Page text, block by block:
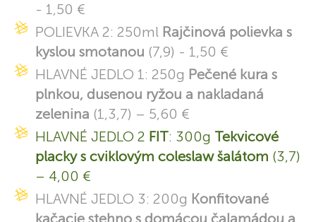
- 1,50 €
POLIEVKA 2: 250ml Rajčinová polievka s
kyslou smotanou (7,9) - 1,50 €
HLAVNÉ JEDLO 1: 250g Pečené kura s
plnkou, dusenou ryžou a nakladaná
zelenina (1,3,7) – 5,60 €
HLAVNÉ JEDLO 2 FIT: 300g Tekvicové
placky s cviklovým coleslaw šalátom (3,7)
– 4,00 €
HLAVNÉ JEDLO 3: 200g Konfitované